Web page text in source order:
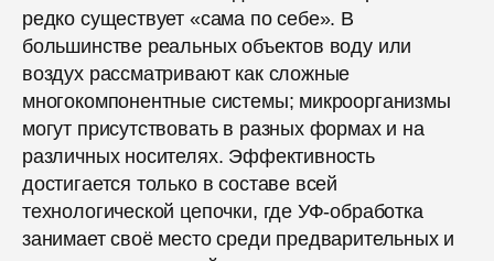
редко существует «сама по себе». В
большинстве реальных объектов воду или
воздух рассматривают как сложные
многокомпонентные системы; микроорганизмы
могут присутствовать в разных формах и на
различных носителях. Эффективность
достигается только в составе всей
технологической цепочки, где УФ-обработка
занимает своё место среди предварительных и